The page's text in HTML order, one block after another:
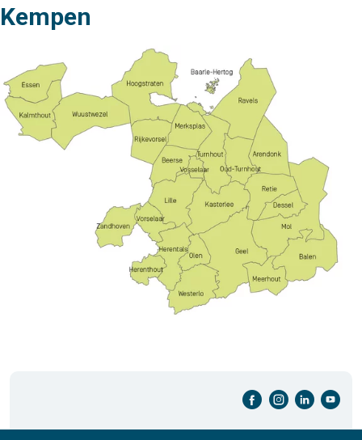
Kempen
facebook-cirkel instagram-cirkel linkedin-cirkel youtube-cirkel